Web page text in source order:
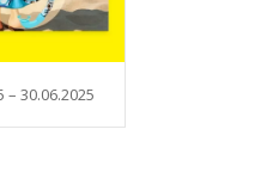
– 30.06.2025